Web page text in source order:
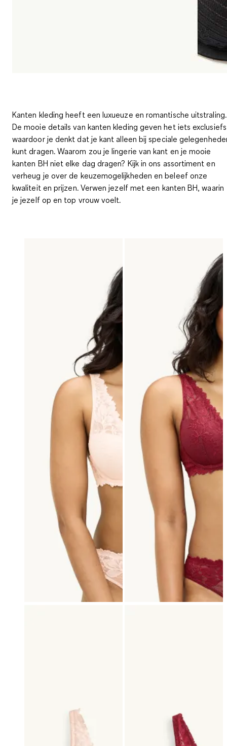
Kanten kleding heeft een luxueuze en romantische uitstraling.
De mooie details van kanten kleding geven het iets
waardoor je denkt dat je kant alleen bij speciale
kunt dragen. Waarom zou je lingerie van kant en je mooie
kanten BH niet elke dag dragen? Kijk in ons assortiment en
verheug je over de keuzemogelijkheden en beleef onze
kwaliteit en prijzen. Verwen jezelf met een kanten BH, waarin
je jezelf op en top vrouw voelt.